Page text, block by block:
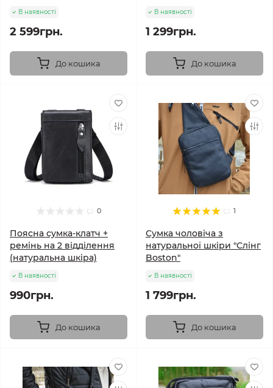
В наявності
2 599грн.
До кошика
В наявності
1 299грн.
До кошика
0
Поясна сумка-клатч +
ремінь на 2 відділення
(натуральна шкіра)
В наявності
990грн.
До кошика
1
Сумка чоловіча з
натуральної шкіри "Слінг
Boston"
В наявності
1 799грн.
До кошика